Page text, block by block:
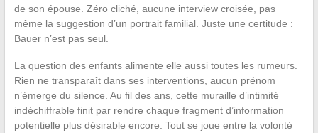
de son épouse. Zéro cliché, aucune interview croisée, pas
même la suggestion d’un portrait familial. Juste une certitude :
Bauer n’est pas seul.
La question des enfants alimente elle aussi toutes les rumeurs.
Rien ne transparaît dans ses interventions, aucun prénom
n’émerge du silence. Au fil des ans, cette muraille d’intimité
indéchiffrable finit par rendre chaque fragment d’information
potentielle plus désirable encore. Tout se joue entre la volonté